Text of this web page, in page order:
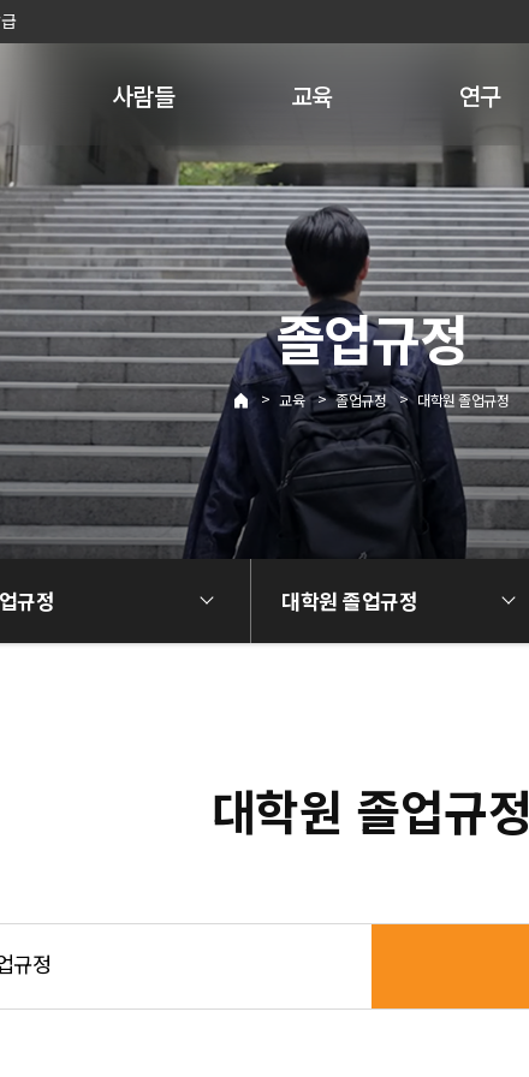
사람들 교육 연구
졸업규정
> 교육 > 졸업규정 > 대학원 졸업규정
규정 대학원 졸업규정
대학원 졸업규정
규정